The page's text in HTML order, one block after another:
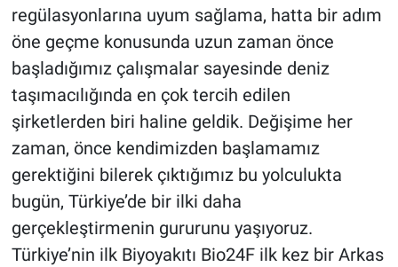
regülasyonlarına uyum sağlama, hatta bir adım
öne geçme konusunda uzun zaman önce
başladığımız çalışmalar sayesinde deniz
taşımacılığında en çok tercih edilen
şirketlerden biri haline geldik. Değişime her
zaman, önce kendimizden başlamamız
gerektiğini bilerek çıktığımız bu yolculukta
bugün, Türkiye’de bir ilki daha
gerçekleştirmenin gururunu yaşıyoruz.
Türkiye’nin ilk Biyoyakıtı Bio24F ilk kez bir Arkas